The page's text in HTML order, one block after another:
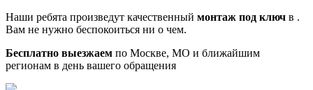
Наши ребята произведут качественный монтаж под ключ в .
Вам не нужно беспокоиться ни о чем.
Бесплатно выезжаем по Москве, МО и ближайшим
регионам в день вашего обращения